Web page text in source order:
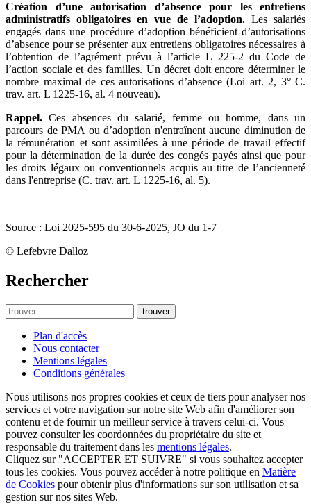
Création d’une autorisation d’absence pour les entretiens
administratifs obligatoires en vue de l’adoption. Les salariés
engagés dans une procédure d’adoption bénéficient d’autorisations
d’absence pour se présenter aux entretiens obligatoires nécessaires à
l’obtention de l’agrément prévu à l’article L 225-2 du Code de
l’action sociale et des familles. Un décret doit encore déterminer le
nombre maximal de ces autorisations d’absence (Loi art. 2, 3° C.
trav. art. L 1225-16, al. 4 nouveau).
Rappel. Ces absences du salarié, femme ou homme,
dans un
parcours de PMA ou d’adoption n'entraînent aucune diminution de
la rémunération et sont assimilées à une période de travail effectif
pour la détermination de la durée des congés payés ainsi que pour
les droits légaux ou conventionnels acquis au titre de l’ancienneté
dans l'entreprise (C. trav. art. L 1225-16, al. 5).
Source : Loi 2025-595 du 30-6-2025, JO du 1-7
© Lefebvre Dalloz
Rechercher
trouver
Plan d'accès
Nous contacter
Mentions légales
Conditions générales
Nous utilisons nos propres cookies et ceux de tiers pour analyser nos
services et votre navigation sur notre site Web afin d'améliorer son
contenu et de fournir un meilleur service à travers celui-ci. Vous
pouvez consulter les coordonnées du propriétaire du site et
responsable du traitement dans les mentions légales.
Cliquez sur "ACCEPTER ET SUIVRE" si vous souhaitez accepter
tous les cookies. Vous pouvez accéder à notre politique en Matière
de Cookies pour obtenir plus d'informations sur son utilisation et sa
gestion sur nos sites Web.